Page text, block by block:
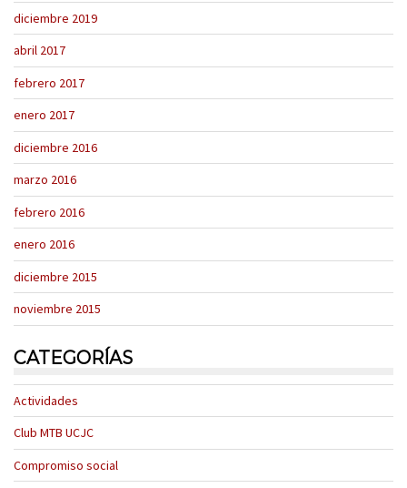
diciembre 2019
abril 2017
febrero 2017
enero 2017
diciembre 2016
marzo 2016
febrero 2016
enero 2016
diciembre 2015
noviembre 2015
CATEGORÍAS
Actividades
Club MTB UCJC
Compromiso social